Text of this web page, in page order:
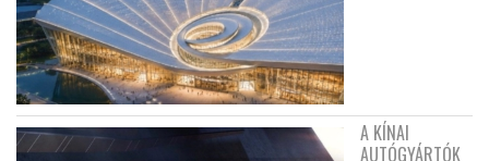
A KÍNAI
AUTÓGYÁRTÓK